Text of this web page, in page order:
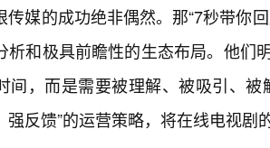
传媒的成功绝非偶然。那“7秒带你
析和极具前瞻性的生态布局。他们
间，而是需要被理解、被吸引、
反馈”的运营策略，将在线电视剧